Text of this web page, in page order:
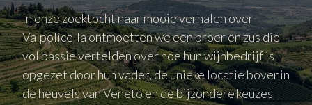
In onze zoektocht naar mooie verhalen over
Valpolicella ontmoetten we een broer en zus die
vol passie vertelden over hoe hun wijnbedrijf is
opgezet door hun vader, de unieke locatie bovenin
de heuvels van Veneto en de bijzondere keuzes